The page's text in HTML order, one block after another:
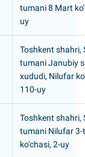
tumani 8 Mart
uy
Toshkent shahri,
tumani Janubiy
xududi, Nilufar
110-uy
Toshkent shahri,
tumani Nilufar 3-
ko'chasi, 2-uy